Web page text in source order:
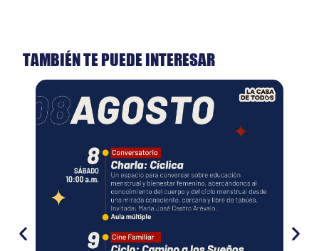
TAMBIÉN TE PUEDE INTERESAR